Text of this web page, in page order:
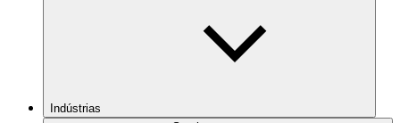
Indústrias